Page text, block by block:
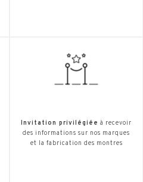
Invitation privilégiée à recevoir
des informations sur nos marques
et la fabrication des montres